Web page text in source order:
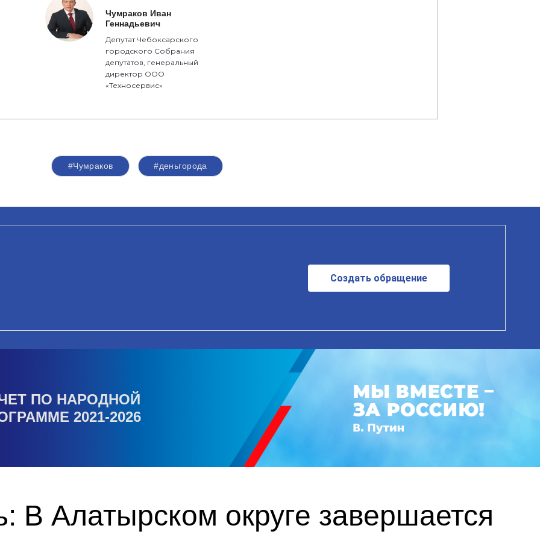
Чумраков Иван
Геннадьевич
Депутат Чебоксарского
городского Собрания
депутатов, генеральный
директор ООО
«Техносервис»
#Чумраков #деньгорода
Создать обращение
ПО НАРОДНОЙ
2021-2026
В Алатырском округе завершается